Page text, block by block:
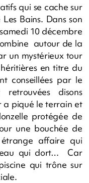
qui se cache sur
Bains. Dans son
10 décembre
autour de la
un mystérieux tour
en titre du
conseillées par le
disons
a piqué le terrain et
protégée de
une bouchée de
affaire qui
qui dort… Car
qui trône sur